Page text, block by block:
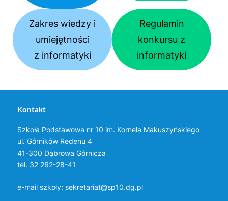
Zakres wiedzy i
umiejętności
z informatyki
Regulamin
konkursu z
informatyki
Kontakt
Szkoła Podstawowa nr 10 im. Kornela Makuszyńskiego
ul. Górników Redenu 4
41-300 Dąbrowa Górnicza
tel. 32 262-28-41
e-mail szkoły: sekretariat@sp10.dg.pl